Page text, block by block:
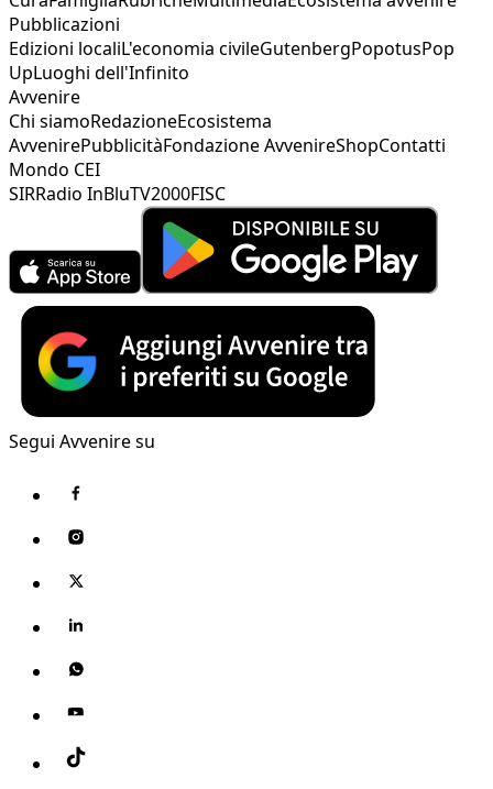
Pubblicazioni
Edizioni localiL'economia civileGutenbergPopotusPop
UpLuoghi dell'Infinito
Avvenire
Chi siamoRedazioneEcosistema
AvvenirePubblicitàFondazione AvvenireShopContatti
Mondo CEI
SIRRadio InBluTV2000FISC
Segui Avvenire su